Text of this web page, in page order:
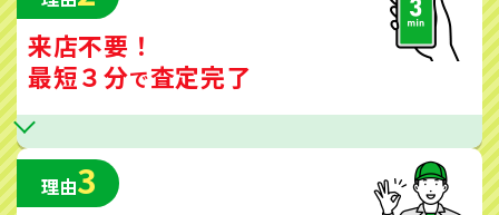
来店不要！
最短３分で査定完了
理由3